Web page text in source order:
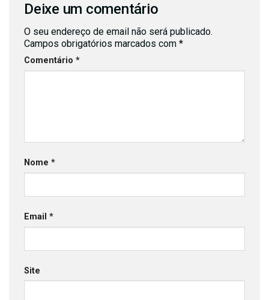
Deixe um comentário
O seu endereço de email não será publicado.
Campos obrigatórios marcados com *
Comentário *
Nome *
Email *
Site